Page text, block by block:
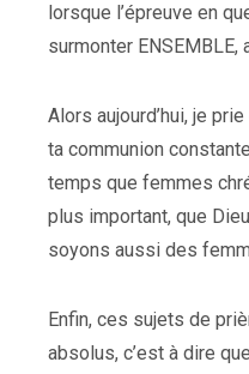
lorsque l’épreuve en
surmonter ENSEMBLE,
Alors aujourd’hui, je
ta communion
temps que femmes
plus important, que
soyons aussi des
Enfin, ces sujets de
absolus, c’est à dire